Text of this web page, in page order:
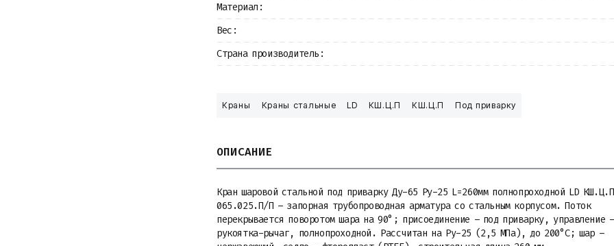
Материал:
Вес:
Страна производитель:
Краны Краны стальные LD КШ.Ц.П КШ.Ц.П Под приварку
ОПИСАНИЕ
Кран шаровой стальной под приварку Ду-65 Ру-25 L=260мм полнопроходной LD
065.025.П/П – запорная трубопроводная арматура со стальным корпусом. Поток
перекрывается поворотом шара на 90°; присоединение – под приварку, управление –
рукоятка-рычаг, полнопроходной. Рассчитан на Ру-25 (2,5 МПа), до 200°C; шар –